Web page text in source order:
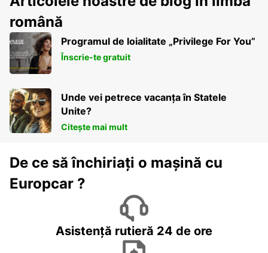
română
Programul de loialitate „Privilege For You”
Înscrie-te gratuit
Unde vei petrece vacanța în Statele
Unite?
Citește mai mult
De ce să închiriați o mașină cu
Europcar ?
Asistență rutieră 24 de ore